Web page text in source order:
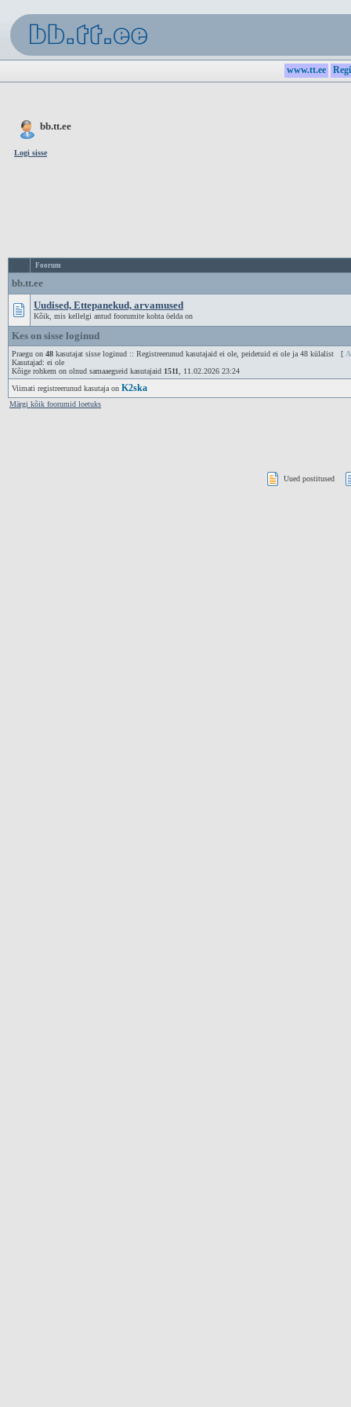
www.tt.ee
bb.tt.ee
Logi sisse
Foorum
bb.tt.ee
Uudised, Ettepanekud, arvamused
Kõik, mis kellelgi antud foorumite kohta öelda on
Kes on sisse loginud
Praegu on 48 kasutajat sisse loginud :: Registreerunud kasutajaid ei ole, peidetuid ei ole ja 48 külalist [
Kasutajad: ei ole
Kõige rohkem on olnud samaaegseid kasutajaid 1511 , 11.02.2026 23:24
Viimati registreerunud kasutaja on K2ska
Märgi kõik foorumid loetuks
Uued postitused